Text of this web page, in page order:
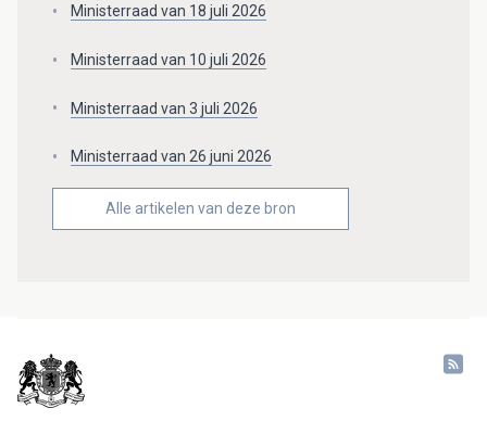
Ministerraad van 18 juli 2026
Ministerraad van 10 juli 2026
Ministerraad van 3 juli 2026
Ministerraad van 26 juni 2026
Alle artikelen van deze bron